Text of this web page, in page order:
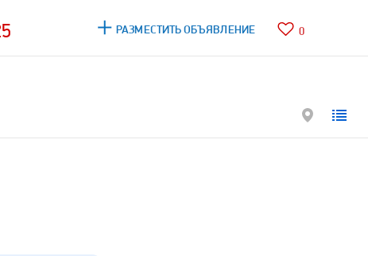
РАЗМЕСТИТЬ ОБЪЯВЛЕНИЕ 0